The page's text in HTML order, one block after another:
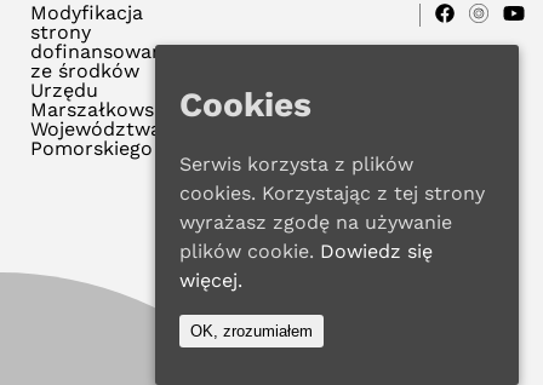
Modyfikacja
strony
dofinansowana
ze środków
Urzędu
Marszałkowskiego
Województwa
Pomorskiego
Cookies
Serwis korzysta z plików
cookies. Korzystając z tej strony
wyrażasz zgodę na używanie
plików cookie. Dowiedz się
więcej.
OK, zrozumiałem